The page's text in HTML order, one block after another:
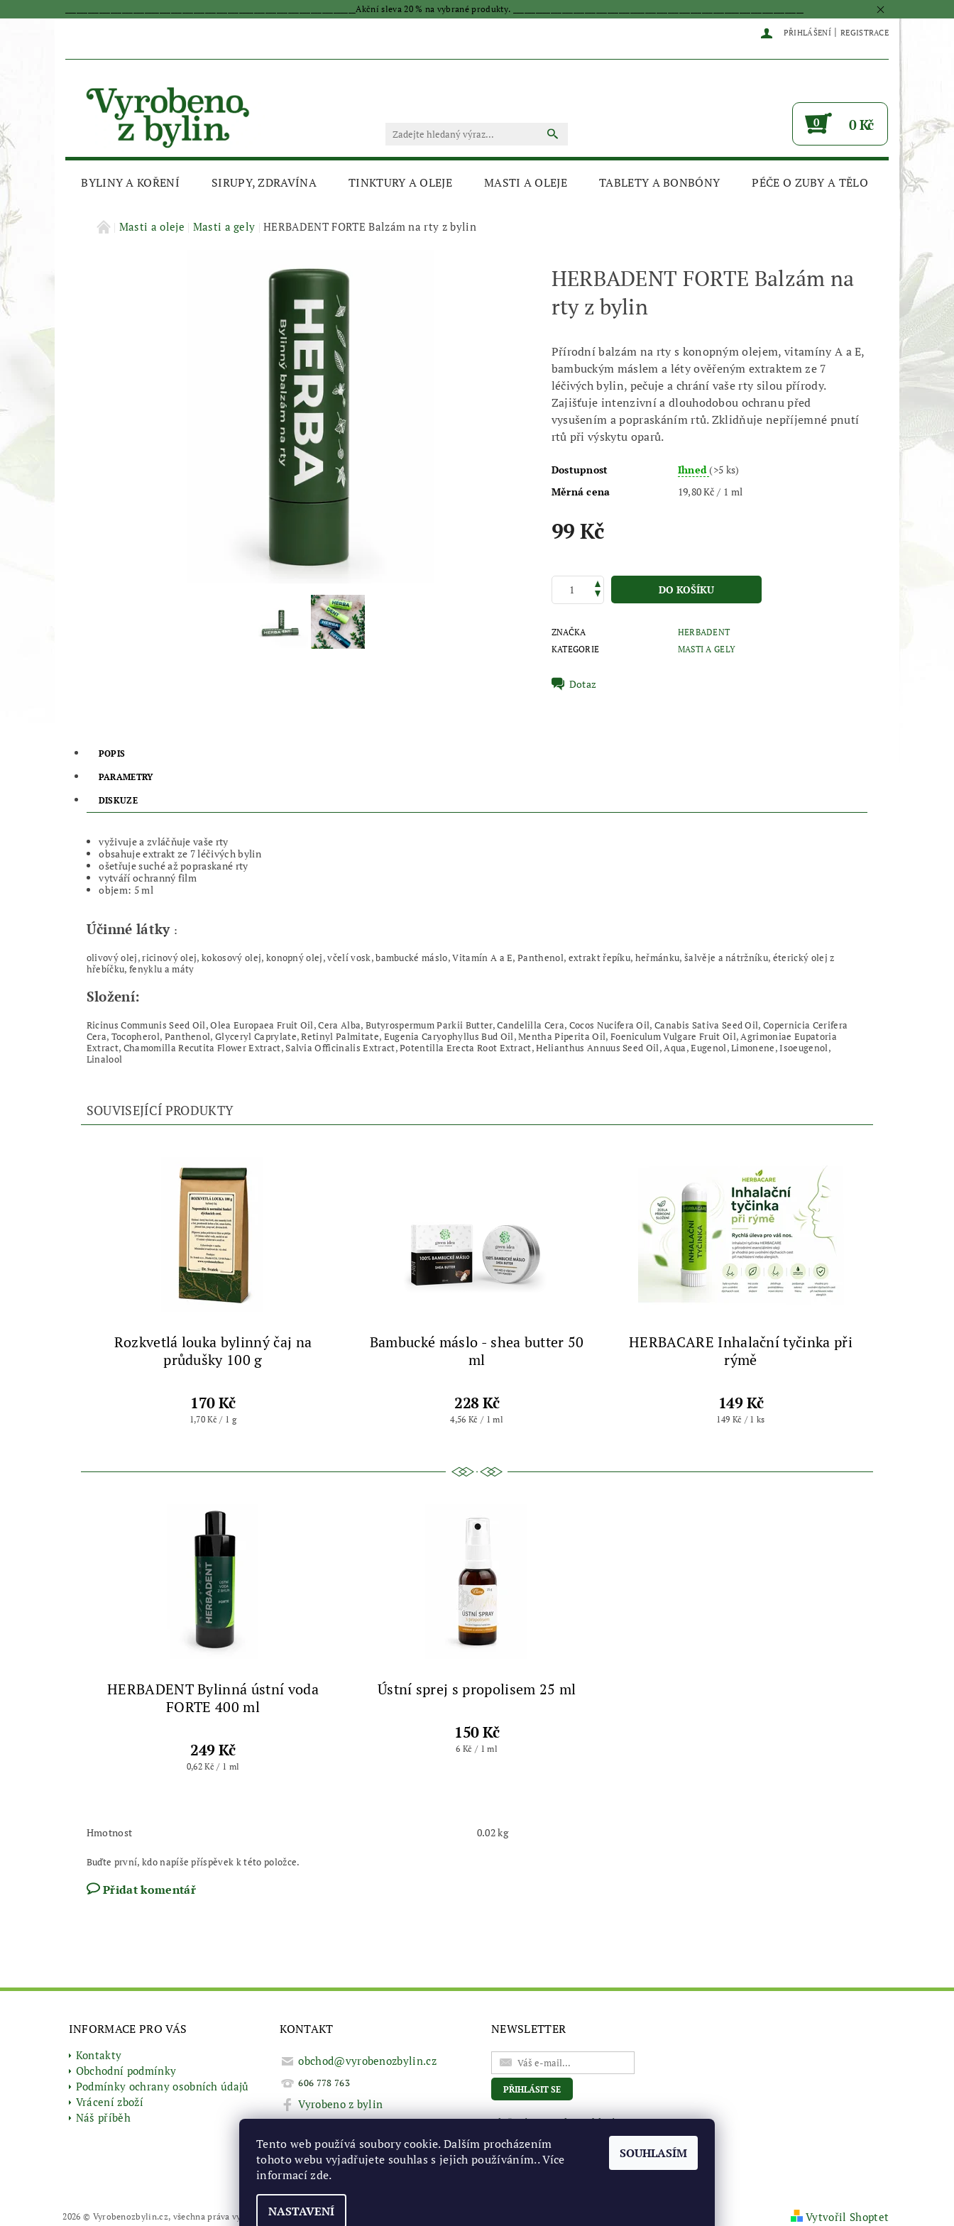
_____________________________________________________________________________Akční sleva 20 % na vybrané produkty. _____________________________________________________________________________
PŘIHLÁŠENÍ | REGISTRACE
0 0 Kč
BYLINY A KOŘENÍ SIRUPY, ZDRAVÍNA TINKTURY A OLEJE MASTI A OLEJE TABLETY A BONBÓNY PÉČE O ZUBY A TĚLO
AKČNÍ SLEVAMasti a oleje Masti a gely HERBADENT FORTE Balzám na rty z bylin
HERBADENT FORTE Balzám na
rty z bylin
Přírodní balzám na rty s konopným olejem, vitamíny A a E,
bambuckým máslem a léty ověřeným extraktem ze 7
léčivých bylin, pečuje a chrání vaše rty silou přírody.
Zajišťuje intenzivní a dlouhodobou ochranu před
vysušením a popraskáním rtů. Zklidňuje nepříjemné pnutí
rtů při výskytu oparů.
Dostupnost Ihned(>5 ks)
Měrná cena
19,80 Kč / 1 ml
99 Kč
ZNAČKA
HERBADENT
KATEGORIE
MASTI A GELY
Dotaz
POPIS
PARAMETRY
DISKUZE
vyživuje a zvláčňuje vaše rty
obsahuje extrakt ze 7 léčivých bylin
ošetřuje suché až popraskané rty
vytváří ochranný film
objem: 5 ml
Účinné látky :
olivový olej, ricinový olej, kokosový olej, konopný olej, včelí vosk, bambucké máslo, Vitamín A a E, Panthenol, extrakt řepíku, heřmánku, šalvěje a nátržníku, éterický olej z
hřebíčku, fenyklu a máty
Složení:
Ricinus Communis Seed Oil, Olea Europaea Fruit Oil, Cera Alba, Butyrospermum Parkii Butter, Candelilla Cera, Cocos Nucifera Oil, Canabis Sativa Seed Oil, Copernicia Cerifera
Cera, Tocopherol, Panthenol, Glyceryl Caprylate, Retinyl Palmitate, Eugenia Caryophyllus Bud Oil, Mentha Piperita Oil, Foeniculum Vulgare Fruit Oil, Agrimoniae Eupatoria
Extract, Chamomilla Recutita Flower Extract, Salvia Officinalis Extract, Potentilla Erecta Root Extract, Helianthus Annuus Seed Oil, Aqua, Eugenol, Limonene, Isoeugenol,
Linalool
SOUVISEJÍCÍ PRODUKTY
Rozkvetlá louka bylinný čaj na
průdušky 100 g
170 Kč
1,70 Kč / 1 g
Bambucké máslo - shea butter 50
ml
228 Kč
4,56 Kč / 1 ml
HERBACARE Inhalační tyčinka při
rýmě
149 Kč
149 Kč / 1 ks
HERBADENT Bylinná ústní voda
FORTE 400 ml
249 Kč
0,62 Kč / 1 ml
Ústní sprej s propolisem 25 ml
150 Kč
6 Kč / 1 ml
Hmotnost 0.02 kg
Buďte první, kdo napíše příspěvek k této položce.
Přidat komentář
INFORMACE PRO VÁS
Kontakty
Obchodní podmínky
Podmínky ochrany osobních údajů
Vrácení zboží
Náš příběh
KONTAKT
obchod@vyrobenozbylin.cz
606 778 763
Vyrobeno z bylin
NEWSLETTER
Vložením e-mailu souhlasíte s
podmínkami ochrany osobních
údajů
2026 © Vyrobenozbylin.cz, všechna práva vyhrazena Vytvořil Shoptet
Tento web používá soubory cookie. Dalším procházením
tohoto webu vyjadřujete souhlas s jejich používáním.. Více
informacízde.
NASTAVENÍ
SOUHLASÍM